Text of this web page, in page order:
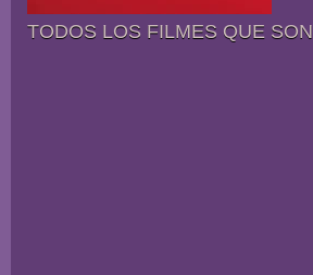
TODOS LOS FILMES QUE